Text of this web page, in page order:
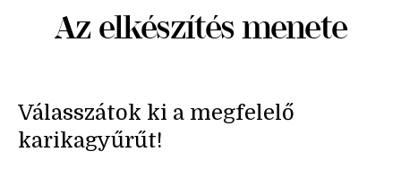
Az elkészítés menete
Válasszátok ki a megfelelő
karikagyűrűt!